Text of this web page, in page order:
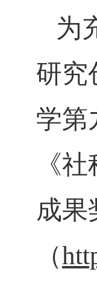
为
研究
学第
《
成果
（